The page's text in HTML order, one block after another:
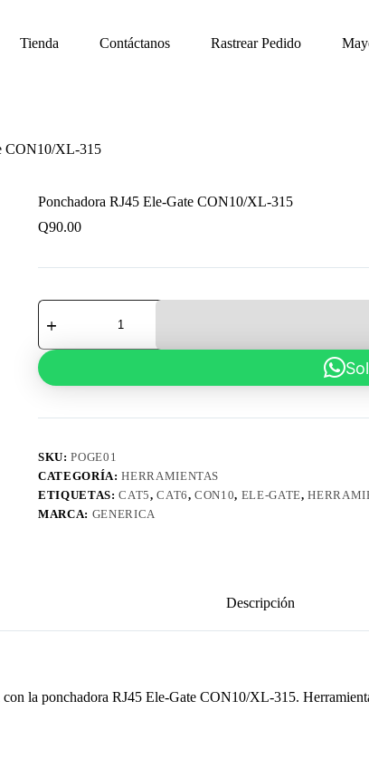
Tienda Contáctanos Rastrear Pedido
CON10/XL-315
Ponchadora RJ45 Ele-Gate CON10/XL-315
Q90.00
Ponchadora
RJ45
Gate
CON10/XL-
315
SKU:POGE01
CATEGORÍA:HERRAMIENTAS
ETIQUETAS:CAT5,CAT6,CON10, ELE-GATE,
MARCA: GENERICA
Descripción
la ponchadora RJ45 Ele-Gate CON10/XL-315.